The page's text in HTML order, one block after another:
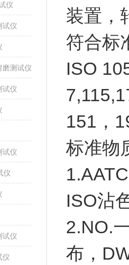
仪
试仪
磨测试仪
试仪
试仪
仪
试仪
仪
装置，
符合标
ISO
151，
标准物
ISO沾
2.NO.
布，